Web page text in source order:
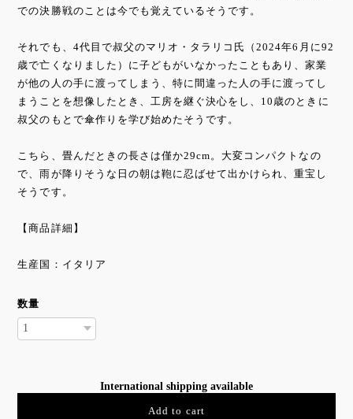
での決勝戦のことは今でも覚えているそうです。
それでも、4代目で叔父のマリオ・タラリコ氏（2024年6月に92
歳で亡くなりました）に子どもがいなかったこともあり、家業
が他の人の手に渡ってしまう、特に間違った人の手に渡ってし
まうことを想像したとき、工房を継ぐ決心をし、10歳のときに
叔父のもとで傘作りを学び始めたそうです。
こちら、畳んだときの長さは僅か29cm。大変コンパクトなの
で、雨が降りそうな日の朝は鞄に忍ばせて出かけられ、重宝し
そうです。
【商品詳細】
生産国：イタリア
数量
International shipping available
Add to cart